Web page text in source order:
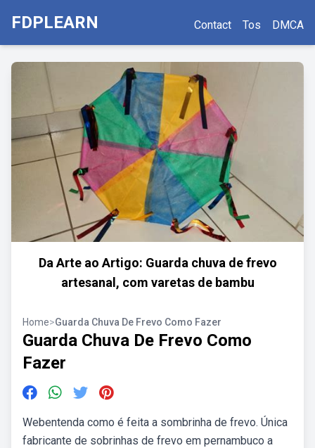
FDPLEARN Contact Tos DMCA
Da Arte ao Artigo: Guarda chuva de frevo
artesanal, com varetas de bambu
Home>Guarda Chuva De Frevo Como Fazer
Guarda Chuva De Frevo Como
Fazer
Webentenda como é feita a sombrinha de frevo. Única
fabricante de sobrinhas de frevo em pernambuco a